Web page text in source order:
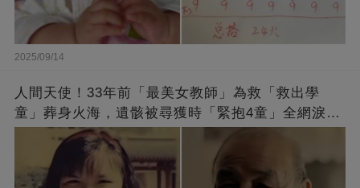
2025/09/14
人間天使！33年前「最美女教師」為救「救出學
童」葬身火海，遺骸被尋獲時「緊抱4童」全網淚
崩：真正的英雄不該被遺忘